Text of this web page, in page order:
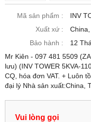
Mã sản phẩm :
INV
Xuất xứ :
Bảo hành :
12
Mr Kiên - 097 481 5509
lưu) (INV TOWER 5KVA-
CQ, hóa đơn VAT. + Luôn
đại lý Nhà sản xuất:China,
Vui lòng gọi